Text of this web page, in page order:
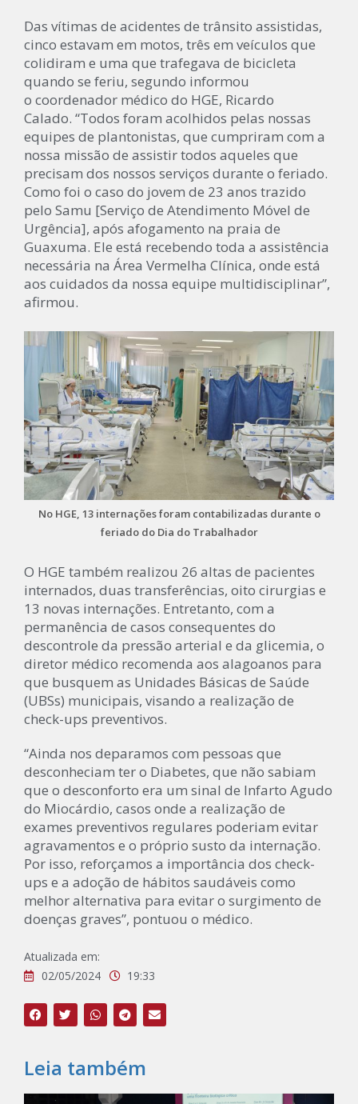
Das vítimas de acidentes de trânsito assistidas,
cinco estavam em motos, três em veículos que
colidiram e uma que trafegava de bicicleta
quando se feriu, segundo informou
o coordenador médico do HGE, Ricardo
Calado. “Todos foram acolhidos pelas nossas
equipes de plantonistas, que cumpriram com a
nossa missão de assistir todos aqueles que
precisam dos nossos serviços durante o feriado.
Como foi o caso do jovem de 23 anos trazido
pelo Samu [Serviço de Atendimento Móvel de
Urgência], após afogamento na praia de
Guaxuma. Ele está recebendo toda a assistência
necessária na Área Vermelha Clínica, onde está
aos cuidados da nossa equipe multidisciplinar”,
afirmou.
No HGE, 13 internações foram contabilizadas durante o
feriado do Dia do Trabalhador
O HGE também realizou 26 altas de pacientes
internados, duas transferências, oito cirurgias e
13 novas internações. Entretanto, com a
permanência de casos consequentes do
descontrole da pressão arterial e da glicemia, o
diretor médico recomenda aos alagoanos para
que busquem as Unidades Básicas de Saúde
(UBSs) municipais, visando a realização de
check-ups preventivos.
“Ainda nos deparamos com pessoas que
desconheciam ter o Diabetes, que não sabiam
que o desconforto era um sinal de Infarto Agudo
do Miocárdio, casos onde a realização de
exames preventivos regulares poderiam evitar
agravamentos e o próprio susto da internação.
Por isso, reforçamos a importância dos check-
ups e a adoção de hábitos saudáveis como
melhor alternativa para evitar o surgimento de
doenças graves”, pontuou o médico.
Atualizada em:
02/05/2024
19:33
Leia também